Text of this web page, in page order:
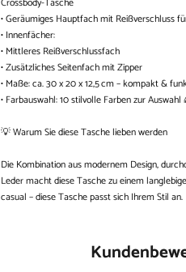
• Geräumiges Hauptfach mit Reißverschluss
• Innenfächer:
• Mittleres Reißverschlussfach
• Zusätzliches Seitenfach mit Zipper
• Maße: ca. 30 x 20 x 12,5 cm – kompakt &
• Farbauswahl: 10 stilvolle Farben zur Auswahl
💡 Warum Sie diese Tasche lieben werden
Die Kombination aus modernem Design,
Leder macht diese Tasche zu einem
casual – diese Tasche passt sich Ihrem Stil an.